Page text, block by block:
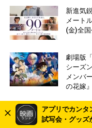
アプリでカンタ
試写会・グッズ
新進気
メート
(金)全国
劇場版
シーズ
メンバ
の花嫁